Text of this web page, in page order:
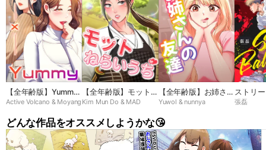
【全年齢版】Yummy
× Yummy
Active Volcano & Moyang
【全年齢版】モットね
らいうち➸♡
Kim Mun Do & MAD
【全年齢版】お姉さん
の友達
Yuwol & nunnya
ストリ
ーナ
張磊
どんな作品をオススメしようかな😘